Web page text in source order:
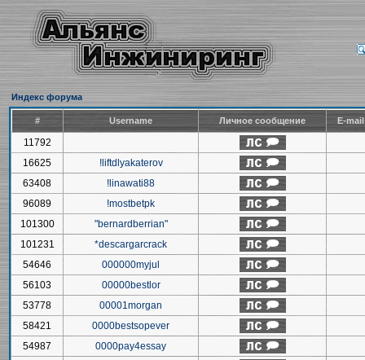
Индекс форума
# Username Личное сообщение E-
11792
16625
!liftdlyakaterov
63408
!linawati88
96089
!mostbetpk
101300
"bernardberrian"
101231
*descargarcrack
54646
000000myjul
56103
00000bestlor
53778
00001morgan
58421
0000bestsopever
54987
0000pay4essay